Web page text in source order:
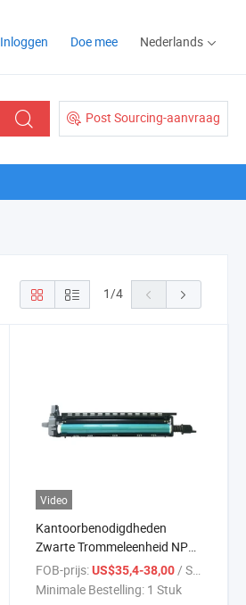
Inloggen Doe mee Nederlands
Post Sourcing-aanvraag
1/4
Video
Kantoorbenodigdheden
Zwarte Trommeleenheid NPG-
18 GPR6 EXV-3 voor Canon
IR2200 2280 2220
FOB-prijs: US$35,4-38,00/ Stuk
Minimale Bestelling: 1 Stuk